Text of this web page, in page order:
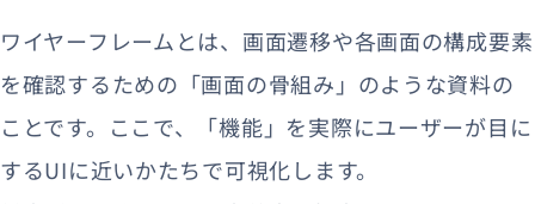
ワイヤーフレームとは、画面遷移や各画面の構成要素
を確認するための「画面の骨組み」のような資料の
ことです。ここで、「機能」を実際にユーザーが目に
するUIに近いかたちで可視化します。